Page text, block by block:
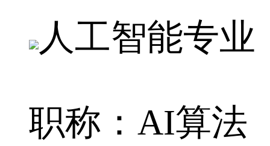
人工智能专业
职称：AI算法